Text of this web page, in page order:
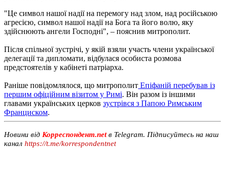
"Це символ нашої надії на перемогу над злом, над російською
агресією, символ нашої надії на Бога та його волю, яку
здійснюють ангели Господні", – пояснив митрополит.
Після спільної зустрічі, у якій взяли участь члени української
делегації та дипломати, відбулася особиста розмова
предстоятелів у кабінеті патріарха.
Раніше повідомлялося, що митрополит Епіфаній перебував із
першим офіційним візитом у Римі. Він разом із іншими
главами українських церков зустрівся з Папою Римським
Франциском.
Новини від Корреспондент.netв Telegram. Підписуйтесь на наш
канал https://t.me/korrespondentnet